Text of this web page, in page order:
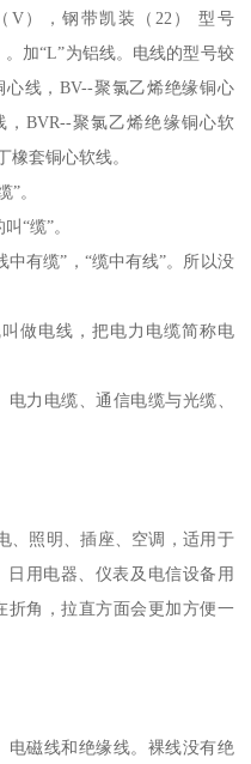
V），钢带凯装（22） 型号
。加“L”为铝线。电线的型号较
线，BV--聚氯乙烯绝缘铜心
BVR--聚氯乙烯绝缘铜心软
橡套铜心软线。
”。
“缆”。
有缆”，“缆中有线”。所以没
做电线，把电力电缆简称电
力电缆、通信电缆与光缆、
、照明、插座、空调，适用于
日用电器、仪表及电信设备用
折角，拉直方面会更加方便一
电磁线和绝缘线。裸线没有绝